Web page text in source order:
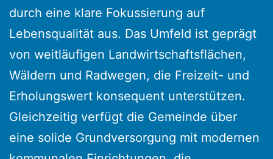
durch eine klare Fokussierung auf
Lebensqualität aus. Das Umfeld ist geprägt
von weitläufigen Landwirtschaftsflächen,
Wäldern und Radwegen, die Freizeit- und
Erholungswert konsequent unterstützen.
Gleichzeitig verfügt die Gemeinde über
eine solide Grundversorgung mit modernen